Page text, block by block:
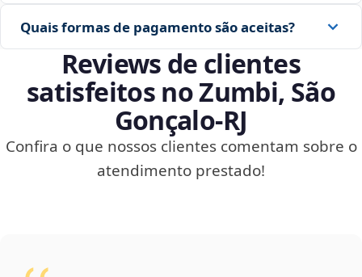
Quais formas de pagamento são aceitas?
Reviews de clientes
satisfeitos no Zumbi, São
Gonçalo‑RJ
Confira o que nossos clientes comentam sobre o
atendimento prestado!